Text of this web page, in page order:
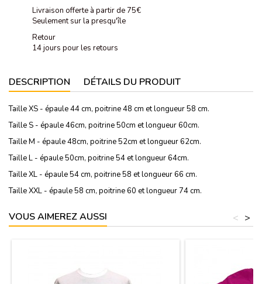
Livraison offerte à partir de 75€
Seulement sur la presqu'île
Retour
14 jours pour les retours
DESCRIPTION DÉTAILS DU PRODUIT
Taille XS - épaule 44 cm, poitrine 48 cm et longueur 58 cm.
Taille S - épaule 46cm, poitrine 50cm et longueur 60cm.
Taille M - épaule 48cm, poitrine 52cm et longueur 62cm.
Taille L - épaule 50cm, poitrine 54 et longueur 64cm.
Taille XL - épaule 54 cm, poitrine 58 et longueur 66 cm.
Taille XXL - épaule 58 cm, poitrine 60 et longueur 74 cm.
VOUS AIMEREZ AUSSI >
<